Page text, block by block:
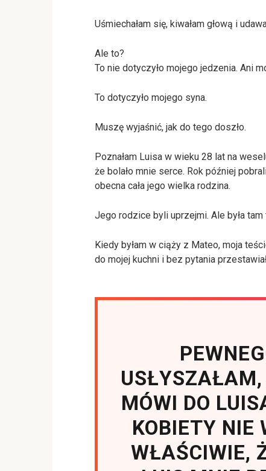
Uśmiechałam się, kiwałam głową i
Ale to?
To nie dotyczyło mojego jedzenia. Ani
To dotyczyło mojego syna.
Muszę wyjaśnić, jak do tego doszło.
Poznałam Luisa w wieku 28 lat na
że bolało mnie serce. Rok później
obecna cała jego wielka rodzina.
Jego rodzice byli uprzejmi. Ale była
Kiedy byłam w ciąży z Mateo, moja
do mojej kuchni i bez pytania
MÓWI DO
KOBIETY NIE
WŁAŚCIWIE,